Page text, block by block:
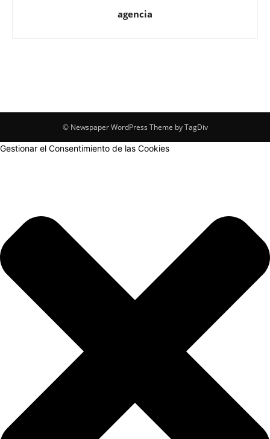
agencia
© Newspaper WordPress Theme by TagDiv
Gestionar el Consentimiento de las Cookies